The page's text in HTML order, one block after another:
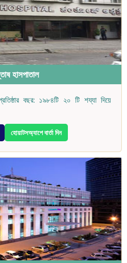
হাসপাতাল
বছর: ১৯৮৪টি ২০ টি শয্যা দিয়ে
হোয়াটসঅ্যাপে বার্তা দিন